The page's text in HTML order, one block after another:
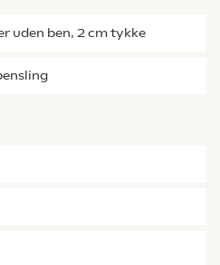
uden ben, 2 cm tykke